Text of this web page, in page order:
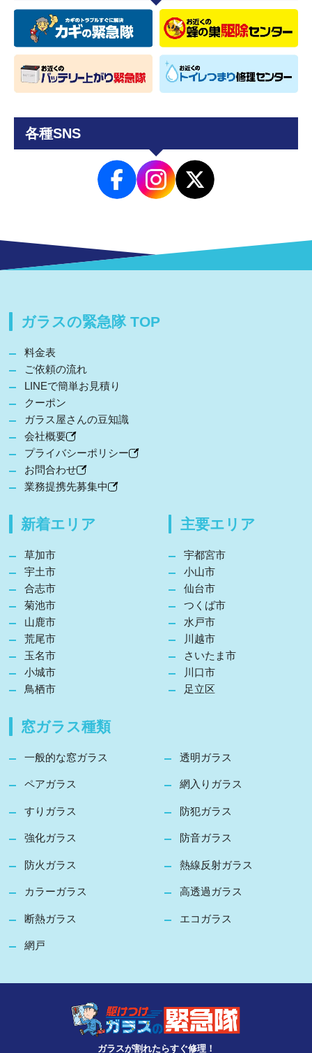
各種SNS
ガラスの緊急隊 TOP
料金表
ご依頼の流れ
LINEで簡単お見積り
クーポン
ガラス屋さんの豆知識
会社概要
プライバシーポリシー
お問合わせ
業務提携先募集中
新着エリア
草加市
宇土市
合志市
菊池市
山鹿市
荒尾市
玉名市
小城市
鳥栖市
主要エリア
宇都宮市
小山市
仙台市
つくば市
水戸市
川越市
さいたま市
川口市
足立区
窓ガラス種類
一般的な窓ガラス 透明ガラス
ペアガラス 網入りガラス
すりガラス 防犯ガラス
強化ガラス 防音ガラス
防火ガラス 熱線反射ガラス
カラーガラス 高透過ガラス
断熱ガラス エコガラス
網戸
ガラスが割れたらすぐ修理！